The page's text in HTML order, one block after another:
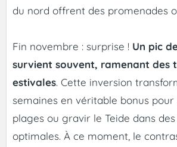
du nord offrent des promenades
Fin novembre : surprise ! Un pic
survient souvent, ramenant des
estivales. Cette inversion
semaines en véritable bonus
plages ou gravir le Teide dans
optimales. À ce moment, le